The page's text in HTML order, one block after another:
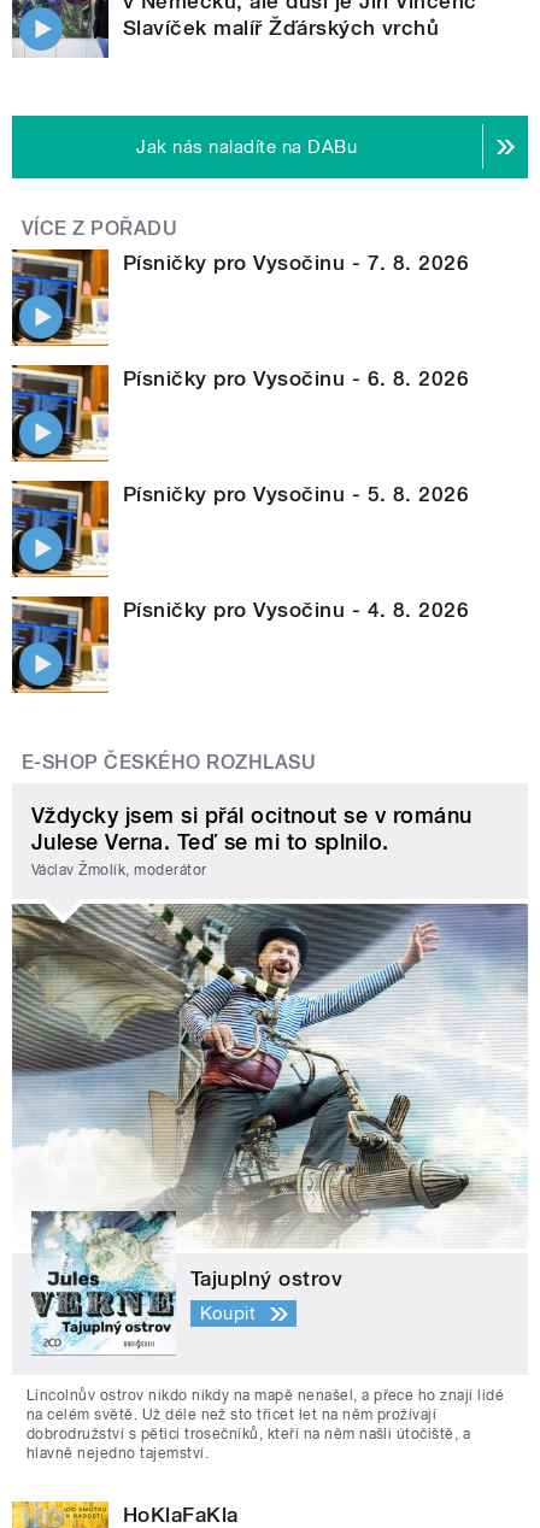
Slavíček malíř Žďárských vrchů
Jak nás naladíte na DABu
VÍCE Z POŘADU
Písničky pro Vysočinu - 7. 8. 2026
Písničky pro Vysočinu - 6. 8. 2026
Písničky pro Vysočinu - 5. 8. 2026
Písničky pro Vysočinu - 4. 8. 2026
E-SHOP ČESKÉHO ROZHLASU
Vždycky jsem si přál ocitnout se v románu
Julese Verna. Teď se mi to splnilo.
Václav Žmolík, moderátor
Tajuplný ostrov
Koupit
Lincolnův ostrov nikdo nikdy na mapě nenašel, a přece ho znají lidé
na celém světě. Už déle než sto třicet let na něm prožívají
dobrodružství s pěticí trosečníků, kteří na něm našli útočiště, a
hlavně nejedno tajemství.
HoKlaFaKla